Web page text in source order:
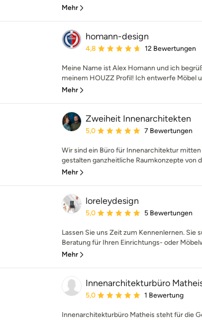
Mehr
homann-design
Durchschnittliche Bewertung: 4.8
4,8 12 Bewertungen
Meine Name ist Alex Homann und ich
meinem HOUZZ Profil! Ich entwerfe Möbel
Mehr
Zweiheit Innenarchitekten
Durchschnittliche Bewertung: 5 von 5
5,0 7 Bewertungen
Wir sind ein Büro für Innenarchitektur mitten
gestalten ganzheitliche Raumkonzepte von
Mehr
loreleydesign
Durchschnittliche Bewertung: 5 von 5
5,0 5 Bewertungen
Lassen Sie uns Zeit zum Kennenlernen. Sie
Beratung für Ihren Einrichtungs- oder
Mehr
Innenarchitekturbüro
Durchschnittliche Bewertung: 5 von 5
5,0 1 Bewertung
Innenarchitekturbüro Matheis steht für die